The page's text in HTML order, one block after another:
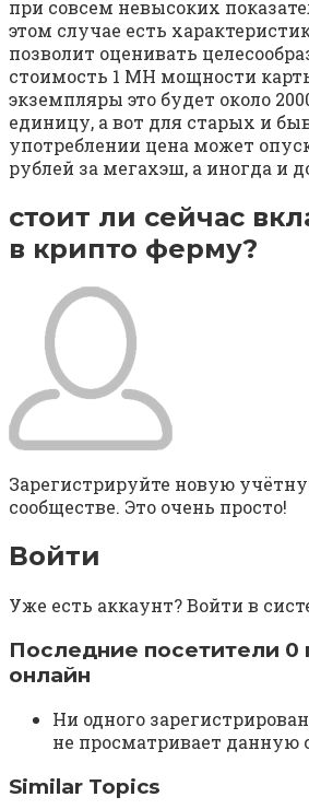
при совсем невысоких
этом случае есть
позволит оценивать
стоимость 1 MH мощности
экземпляры это будет около
единицу, а вот для старых и
употреблении цена может
рублей за мегахэш, а иногда и
стоит ли сейчас
в крипто ферму?
Зарегистрируйте новую
сообществе. Это очень просто!
Войти
Уже есть аккаунт? Войти в
Последние посетители 0
онлайн
Ни одного
не просматривает данную
Similar Topics